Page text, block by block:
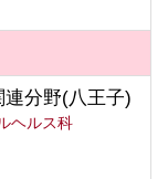
連分野(八王子)
ヘルス科